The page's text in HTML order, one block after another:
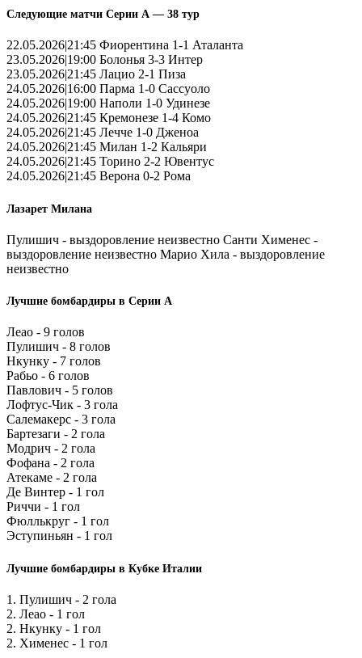
Следующие матчи Серии А — 38 тур
22.05.2026|21:45 Фиорентина 1-1 Аталанта
23.05.2026|19:00 Болонья 3-3 Интер
23.05.2026|21:45 Лацио 2-1 Пиза
24.05.2026|16:00 Парма 1-0 Сассуоло
24.05.2026|19:00 Наполи 1-0 Удинезе
24.05.2026|21:45 Кремонезе 1-4 Комо
24.05.2026|21:45 Лечче 1-0 Дженоа
24.05.2026|21:45 Милан 1-2 Кальяри
24.05.2026|21:45 Торино 2-2 Ювентус
24.05.2026|21:45 Верона 0-2 Рома
Лазарет Милана
Пулишич - выздоровление неизвестно Санти Хименес -
выздоровление неизвестно Марио Хила - выздоровление
неизвестно
Лучшие бомбардиры в Серии А
Леао - 9 голов
Пулишич - 8 голов
Нкунку - 7 голов
Рабьо - 6 голов
Павлович - 5 голов
Лофтус-Чик - 3 гола
Салемакерс - 3 гола
Бартезаги - 2 гола
Модрич - 2 гола
Фофана - 2 гола
Атекаме - 2 гола
Де Винтер - 1 гол
Риччи - 1 гол
Фюллькруг - 1 гол
Эступиньян - 1 гол
Лучшие бомбардиры в Кубке Италии
1. Пулишич - 2 гола
2. Леао - 1 гол
2. Нкунку - 1 гол
2. Хименес - 1 гол